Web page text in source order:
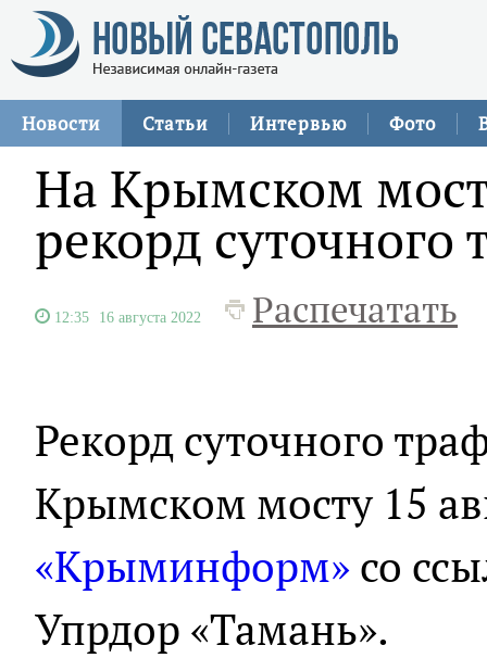
Новости Статьи Интервью Фото
На Крымском
рекорд суточного
12:35 16 августа 2022 Распечатать
Рекорд суточного
Крымском мосту 15
«Крыминформ»со
Упрдор «Тамань».